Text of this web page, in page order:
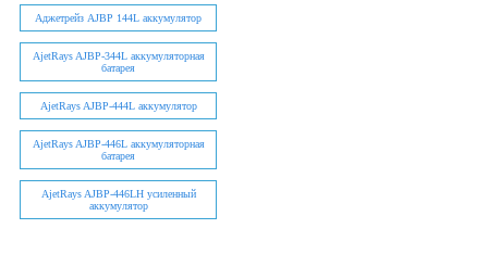
Аджетрейз AJBP 144L аккумулятор
AjetRays AJBP-344L аккумуляторная
батарея
AjetRays AJBP-444L аккумулятор
AjetRays AJBP-446L аккумуляторная
батарея
AjetRays AJBP-446LH усиленный
аккумулятор